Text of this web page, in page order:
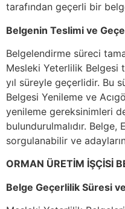
tarafından geçerli bir
Belgenin Teslimi ve
Belgelendirme süreci
Mesleki Yeterlilik Belgesi
yıl süreyle geçerlidir. Bu
Belgesi Yenileme ve
yenileme gereksinimleri
bulundurulmalıdır.
sorgulanabilir ve
ORMAN ÜRETİM İŞÇİSİ
Belge Geçerlilik Süresi